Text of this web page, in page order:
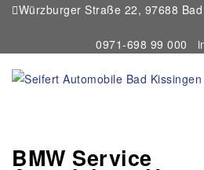
Würzburger Straße 22, 97688
0971-698 99 000
BMW Service